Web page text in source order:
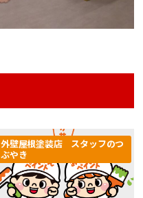
外壁屋根塗装店 スタッフのつ
ぶやき